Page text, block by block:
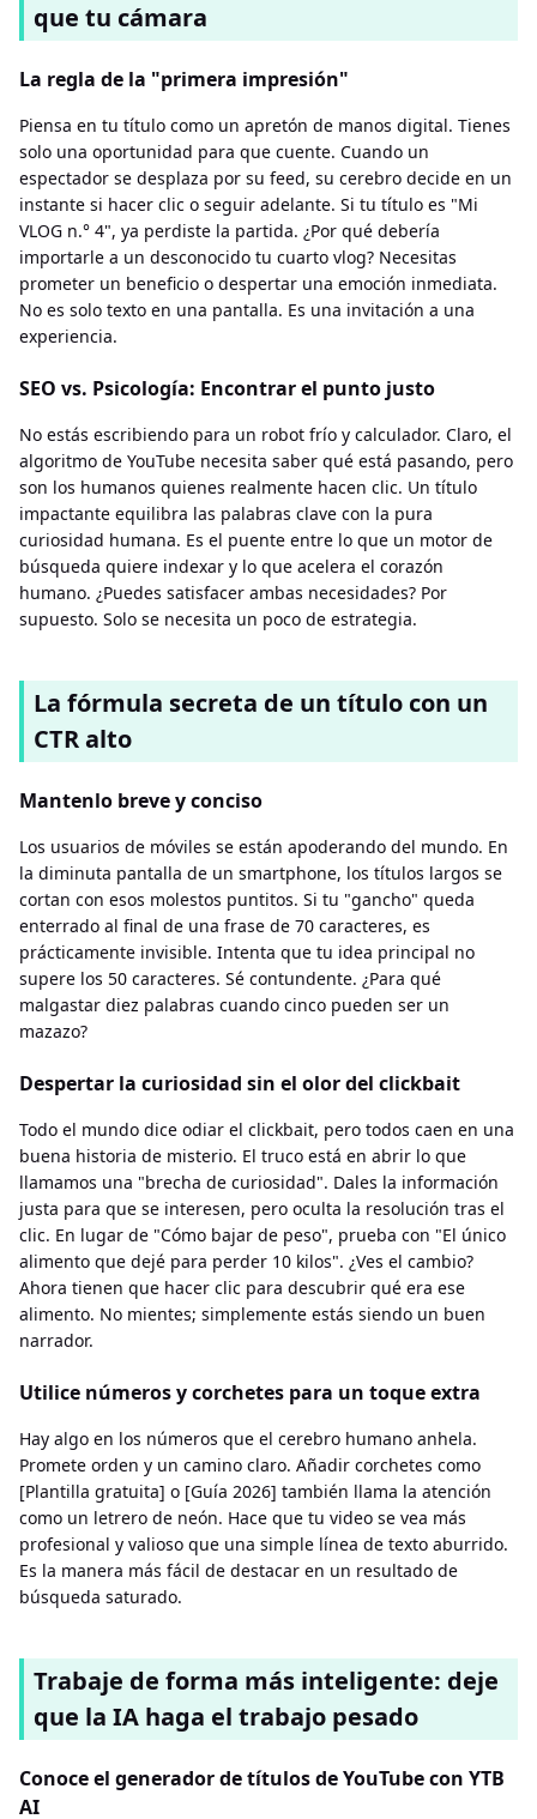
que tu cámara
La regla de la "primera impresión"
Piensa en tu título como un apretón de manos digital. Tienes
solo una oportunidad para que cuente. Cuando un
espectador se desplaza por su feed, su cerebro decide en un
instante si hacer clic o seguir adelante. Si tu título es "Mi
VLOG n.° 4", ya perdiste la partida. ¿Por qué debería
importarle a un desconocido tu cuarto vlog? Necesitas
prometer un beneficio o despertar una emoción inmediata.
No es solo texto en una pantalla. Es una invitación a una
experiencia.
SEO vs. Psicología: Encontrar el punto justo
No estás escribiendo para un robot frío y calculador. Claro, el
algoritmo de YouTube necesita saber qué está pasando, pero
son los humanos quienes realmente hacen clic. Un título
impactante equilibra las palabras clave con la pura
curiosidad humana. Es el puente entre lo que un motor de
búsqueda quiere indexar y lo que acelera el corazón
humano. ¿Puedes satisfacer ambas necesidades? Por
supuesto. Solo se necesita un poco de estrategia.
La fórmula secreta de un título con un
CTR alto
Mantenlo breve y conciso
Los usuarios de móviles se están apoderando del mundo. En
la diminuta pantalla de un smartphone, los títulos largos se
cortan con esos molestos puntitos. Si tu "gancho" queda
enterrado al final de una frase de 70 caracteres, es
prácticamente invisible. Intenta que tu idea principal no
supere los 50 caracteres. Sé contundente. ¿Para qué
malgastar diez palabras cuando cinco pueden ser un
mazazo?
Despertar la curiosidad sin el olor del clickbait
Todo el mundo dice odiar el clickbait, pero todos caen en una
buena historia de misterio. El truco está en abrir lo que
llamamos una "brecha de curiosidad". Dales la información
justa para que se interesen, pero oculta la resolución tras el
clic. En lugar de "Cómo bajar de peso", prueba con "El único
alimento que dejé para perder 10 kilos". ¿Ves el cambio?
Ahora tienen que hacer clic para descubrir qué era ese
alimento. No mientes; simplemente estás siendo un buen
narrador.
Utilice números y corchetes para un toque extra
Hay algo en los números que el cerebro humano anhela.
Promete orden y un camino claro. Añadir corchetes como
[Plantilla gratuita] o [Guía 2026] también llama la atención
como un letrero de neón. Hace que tu video se vea más
profesional y valioso que una simple línea de texto aburrido.
Es la manera más fácil de destacar en un resultado de
búsqueda saturado.
Trabaje de forma más inteligente: deje
que la IA haga el trabajo pesado
Conoce el generador de títulos de YouTube con YTB
AI